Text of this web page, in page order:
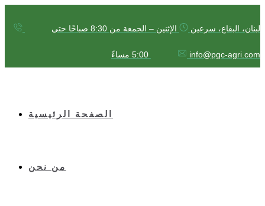
لبنان، البقاع، سرعين الإثنين – الجمعة من 8:30 صباحًا حتى
5:00 مساءً info@pgc-agri.com
الصفحة الرئيسية
من نحن